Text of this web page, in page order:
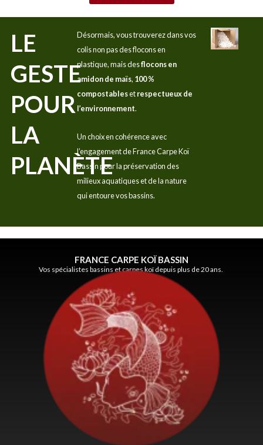
LE
GESTE
POUR
LA
PLANÈTE
Désormais, vous trouverez dans vos
colis non pas des flocons en
plastique, mais desflocons en
amidon de maïs, 100 %
compostablesetrespectueux de
l’environnement.
Un choix en cohérence avec
l’engagement de France Carpe Koï
Bassin pour la préservation des
milieux aquatiques et de la nature
qui entoure vos bassins.
FRANCE CARPE KOÏ BASSIN
Vos spécialistes bassins et carpes koï depuis plus de 20 ans.